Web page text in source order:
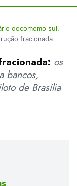
docomomo sul,
fracionada
os
bancos,
de Brasília